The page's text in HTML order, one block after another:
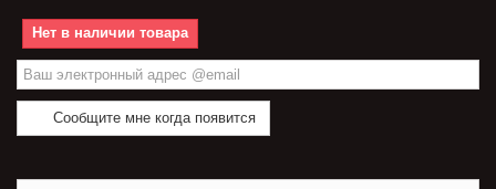
Нет в наличии товара
Сообщите мне когда появится